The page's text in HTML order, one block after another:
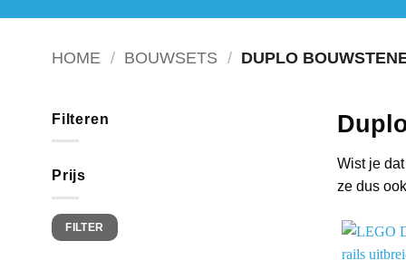
HOME / BOUWSETS / DUPLO
Filteren
Prijs
Min.
prijs
Max.
prijsFILTER
Wist je
ze dus